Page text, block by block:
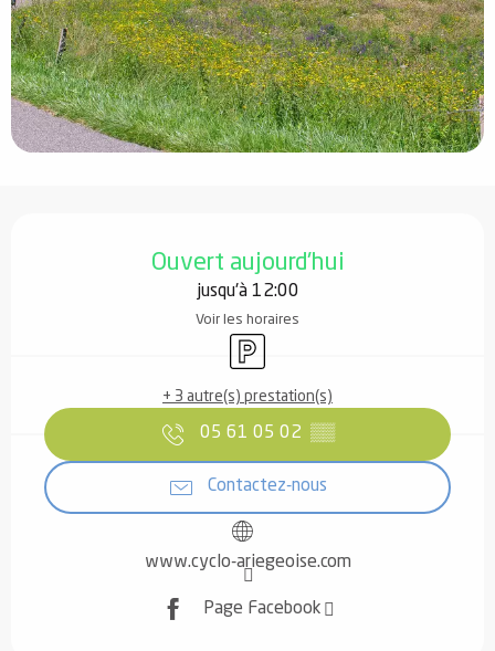
Ouvert aujourd'hui
jusqu'à 12:00
Voir les horaires
Parking
+ 3 autre(s) prestation(s)
05 61 05 02 ▒▒
Contactez-nous
www.cyclo-ariegeoise.com
Page Facebook